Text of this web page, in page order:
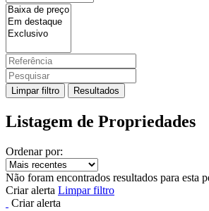
Limpar filtro Resultados
Listagem de Propriedades
Ordenar por:
Não foram encontrados resultados para esta
Criar alerta Limpar filtro
Criar alerta